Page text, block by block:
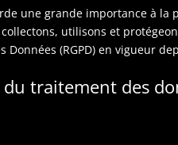
une grande importance à
utilisons et
Données (RGPD) en vigueur
du traitement des